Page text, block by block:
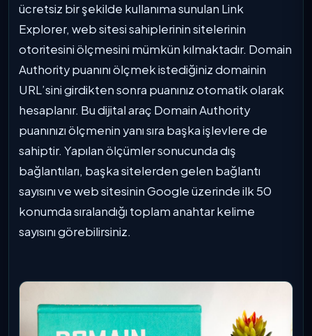
ücretsiz bir şekilde kullanıma sunulan Link
Explorer, web sitesi sahiplerinin sitelerinin
otoritesini ölçmesini mümkün kılmaktadır. Domain
Authority puanını ölçmek istediğiniz domainin
URL’sini girdikten sonra puanınız otomatik olarak
hesaplanır. Bu dijital araç Domain Authority
puanınızı ölçmenin yanı sıra başka işlevlere de
sahiptir. Yapılan ölçümler sonucunda dış
bağlantıları, başka sitelerden gelen bağlantı
sayısını ve web sitesinin Google üzerinde ilk 50
konumda sıralandığı toplam anahtar kelime
sayısını görebilirsiniz.